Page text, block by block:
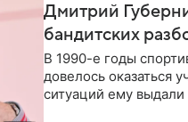
Дмитрий
бандитских
В 1990-е годы
довелось оказаться
ситуаций ему